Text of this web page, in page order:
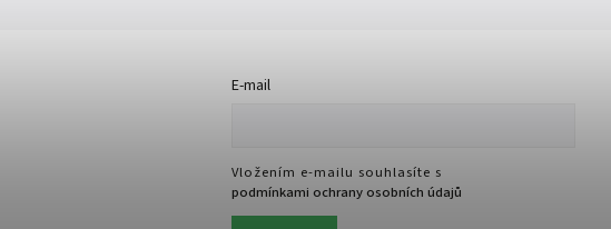
E-mail
Vložením e-mailu souhlasíte s
podmínkami ochrany osobních údajů